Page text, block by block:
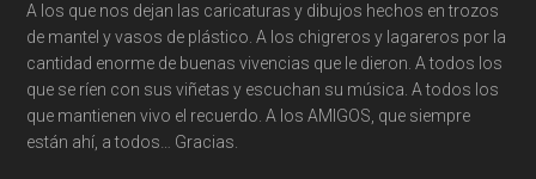
A los que nos dejan las caricaturas y dibujos hechos en trozos
de mantel y vasos de plástico. A los chigreros y lagareros por la
cantidad enorme de buenas vivencias que le dieron. A todos los
que se ríen con sus viñetas y escuchan su música. A todos los
que mantienen vivo el recuerdo. A los AMIGOS, que siempre
están ahí, a todos… Gracias.